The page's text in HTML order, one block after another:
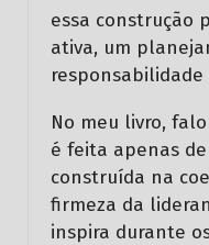
essa construção
ativa, um
No meu livro,
é feita apenas
construída na
firmeza da
inspira durante